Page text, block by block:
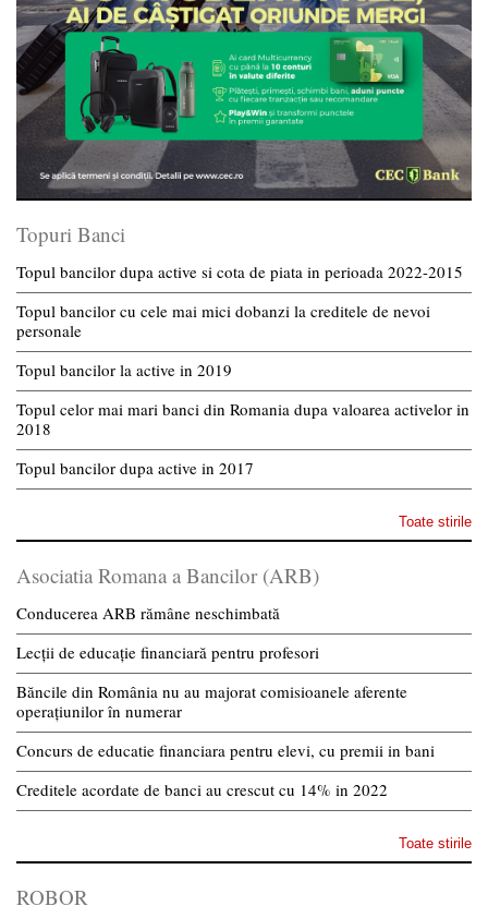
Topuri Banci
Topul bancilor dupa active si cota de piata in perioada 2022-2015
Topul bancilor cu cele mai mici dobanzi la creditele de nevoi
personale
Topul bancilor la active in 2019
Topul celor mai mari banci din Romania dupa valoarea activelor in
2018
Topul bancilor dupa active in 2017
Toate stirile
Asociatia Romana a Bancilor (ARB)
Conducerea ARB rămâne neschimbată
Lecții de educație financiară pentru profesori
Băncile din România nu au majorat comisioanele aferente
operațiunilor în numerar
Concurs de educatie financiara pentru elevi, cu premii in bani
Creditele acordate de banci au crescut cu 14% in 2022
Toate stirile
ROBOR